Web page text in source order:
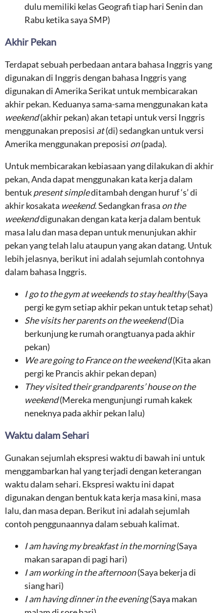
dulu memiliki kelas Geografi tiap hari Senin dan
Rabu ketika saya SMP)
Akhir Pekan
Terdapat sebuah perbedaan antara bahasa Inggris yang
digunakan di Inggris dengan bahasa Inggris yang
digunakan di Amerika Serikat untuk membicarakan
akhir pekan. Keduanya sama-sama menggunakan kata
weekend(akhir pekan) akan tetapi untuk versi Inggris
menggunakan preposisi at(di) sedangkan untuk versi
Amerika menggunakan preposisi on(pada).
Untuk membicarakan kebiasaan yang dilakukan di akhir
pekan, Anda dapat menggunakan kata kerja dalam
bentukpresent simpleditambah dengan huruf ‘s’ di
akhir kosakata weekend. Sedangkan frasa on the
weekenddigunakan dengan kata kerja dalam bentuk
masa lalu dan masa depan untuk menunjukan akhir
pekan yang telah lalu ataupun yang akan datang. Untuk
lebih jelasnya, berikut ini adalah sejumlah contohnya
dalam bahasa Inggris.
I go to the gym at weekends to stay healthy(Saya
pergi ke gym setiap akhir pekan untuk tetap sehat)
She visits her parents on the weekend(Dia
berkunjung ke rumah orangtuanya pada akhir
pekan)
We are going to France on the weekend(Kita akan
pergi ke Prancis akhir pekan depan)
They visited their grandparents’ house on the
weekend(Mereka mengunjungi rumah kakek
neneknya pada akhir pekan lalu)
Waktu dalam Sehari
Gunakan sejumlah ekspresi waktu di bawah ini untuk
menggambarkan hal yang terjadi dengan keterangan
waktu dalam sehari. Ekspresi waktu ini dapat
digunakan dengan bentuk kata kerja masa kini, masa
lalu, dan masa depan. Berikut ini adalah sejumlah
contoh penggunaannya dalam sebuah kalimat.
I am having my breakfast in the morning(Saya
makan sarapan di pagi hari)
I am working in the afternoon(Saya bekerja di
siang hari)
I am having dinner in the evening(Saya makan